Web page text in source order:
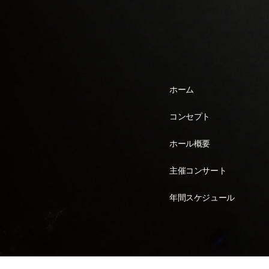
ホーム
コンセプト
ホール概要
主催コンサート
年間スケジュール